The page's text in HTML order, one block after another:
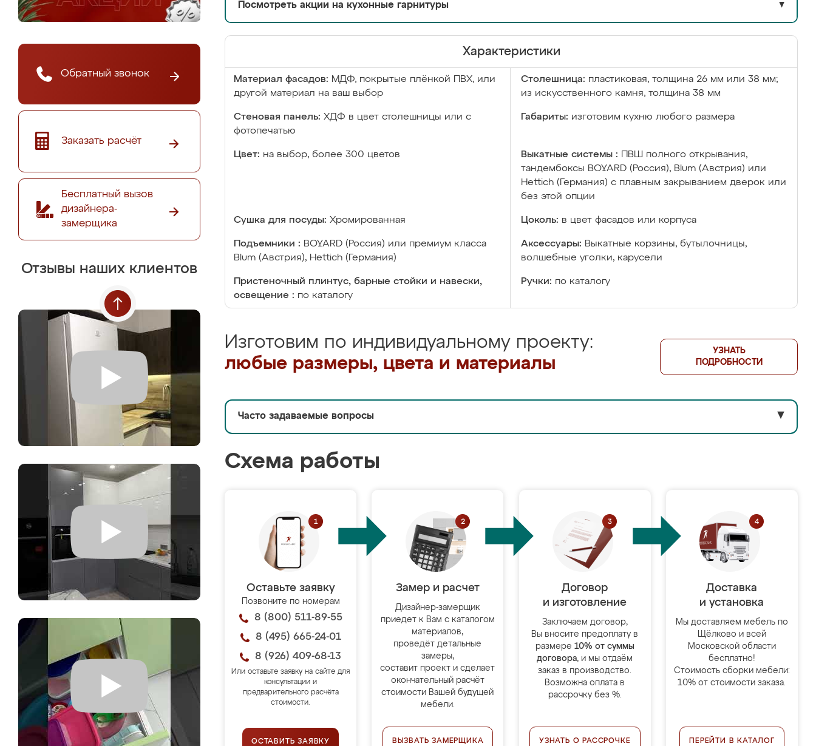
Обратный звонок
Заказать расчёт
Бесплатный вызов
дизайнера-
замерщика
Отзывы наших клиентов
Посмотреть акции на кухонные гарнитуры ▼
Характеристики
Материал фасадов: МДФ, покрытые плёнкой ПВХ, или
другой материал на ваш выбор
Столешница: пластиковая, толщина 26 мм или 38 мм;
из искусственного камня, толщина 38 мм
Стеновая панель: ХДФ в цвет столешницы или с
фотопечатью
Габариты: изготовим кухню любого размера
Цвет: на выбор, более 300 цветов Выкатные системы :
ПВШ полного открывания,
тандембоксы BOYARD (Россия), Blum (Австрия) или
Hettich (Германия) с плавным закрыванием дверок или
без этой опции
Сушка для посуды: Хромированная Цоколь: в цвет фасадов или корпуса
Подъемники : BOYARD (Россия) или премиум класса
Blum (Австрия), Hettich (Германия)
Аксессуары: Выкатные корзины, бутылочницы,
волшебные уголки, карусели
Пристеночный плинтус, барные стойки и навески,
освещение : по каталогу
Ручки: по каталогу
Изготовим по индивидуальному проекту:
любые размеры, цвета и материалы
УЗНАТЬ
ПОДРОБНОСТИ
Часто задаваемые вопросы ▼
Схема работы
Оставьте заявку
Позвоните по номерам
8 (800) 511-89-55
8 (495) 665-24-01
8 (926) 409-68-13
Или оставьте заявку на сайте для
консультации и
предварительного расчёта
стоимости.
ОСТАВИТЬ ЗАЯВКУ
Замер и расчет
Дизайнер-замерщик
приедет к Вам с каталогом
материалов,
проведёт детальные
замеры,
составит проект и сделает
окончательный расчёт
стоимости Вашей будущей
мебели.
ВЫЗВАТЬ ЗАМЕРЩИКА
Договор
и изготовление
Заключаем договор,
Вы вносите предоплату в
размере 10% от суммы
договора, и мы отдаём
заказ в производство.
Возможна оплата в
рассрочку без %.
УЗНАТЬ О РАССРОЧКЕ
Доставка
и установка
Мы доставляем мебель по
Щёлково и всей
Московской области
бесплатно!
Стоимость сборки мебели:
10% от стоимости заказа.
ПЕРЕЙТИ В КАТАЛОГ